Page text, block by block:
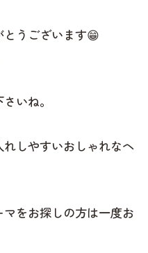
うございます😁
いね。
しやすいおしゃれなヘ
をお探しの方は一度お